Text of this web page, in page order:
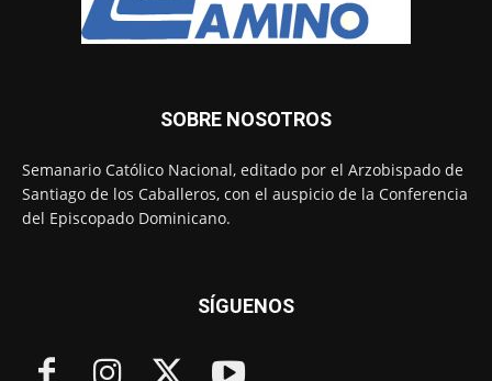
SOBRE NOSOTROS
Semanario Católico Nacional, editado por el Arzobispado de
Santiago de los Caballeros, con el auspicio de la Conferencia
del Episcopado Dominicano.
SÍGUENOS